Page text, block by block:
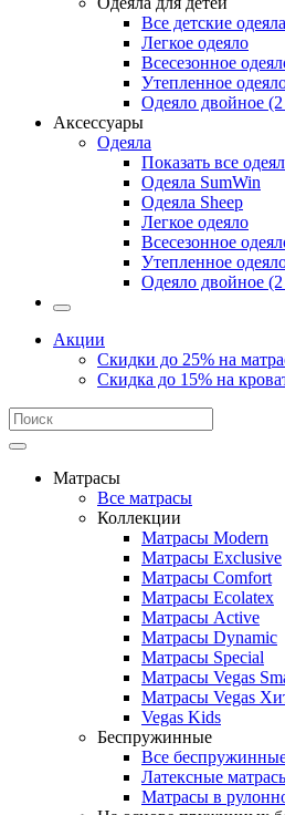
Все детские одеяла
Легкое одеяло
Всесезонное
Утепленное
Одеяло двойное
Аксессуары
Одеяла
Показать все
Одеяла SumWin
Одеяла Sheep
Легкое одеяло
Всесезонное
Утепленное
Одеяло двойное
Акции
Скидки до 25% на
Скидка до 15% на
Матрасы
Все матрасы
Коллекции
Матрасы Modern
Матрасы Exclusive
Матрасы Comfort
Матрасы Ecolatex
Матрасы Active
Матрасы Dynamic
Матрасы Special
Матрасы Vegas
Матрасы Vegas
Vegas Kids
Беспружинные
Все
Латексные
Матрасы в